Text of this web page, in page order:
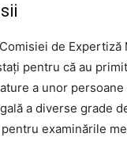
de
pentru că au
a unor
a diverse grade
examinările